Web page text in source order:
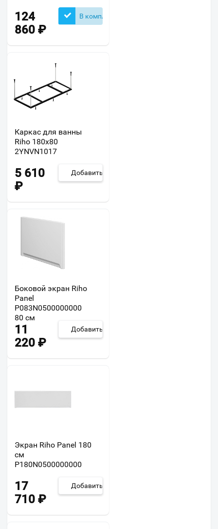
124
860 ₽
В комплекте
Каркас для ванны
Riho 180x80
2YNVN1017
5 610
₽
Добавить
Боковой экран Riho
Panel
P083N0500000000
80 см
11
220 ₽
Добавить
Экран Riho Panel 180
см
P180N0500000000
17
710 ₽
Добавить